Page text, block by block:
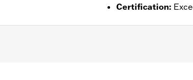
Certification: